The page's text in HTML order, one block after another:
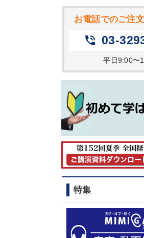
お電話でのご注
phone_in_talk 03-
平日9:00〜
特集